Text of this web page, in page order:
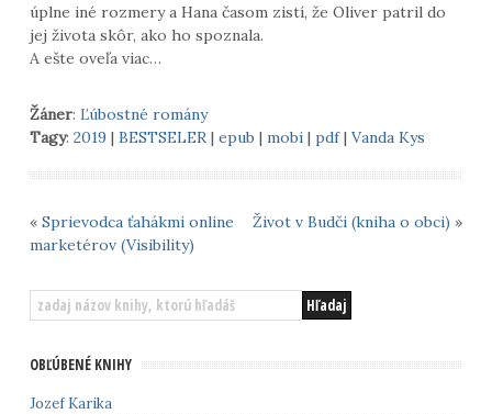
úplne iné rozmery a Hana časom zistí, že Oliver patril do
jej života skôr, ako ho spoznala.
A ešte oveľa viac…
Žáner: Ľúbostné romány
Tagy: 2019 | BESTSELER | epub | mobi| pdf| Vanda Kys
« Sprievodca ťahákmi online
marketérov (Visibility)
Život v Budči (kniha o obci) »
OBĽÚBENÉ KNIHY
Jozef Karika